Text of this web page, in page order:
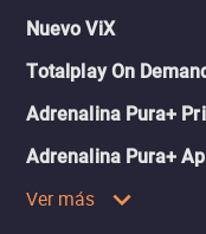
Nuevo ViX
Totalplay On
Adrenalina Pura+
Adrenalina Pura+
Ver más